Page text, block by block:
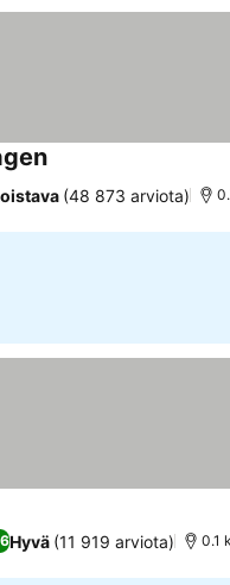
(48 873 arviota)
Hyvä (11 919 arviota) 0.1